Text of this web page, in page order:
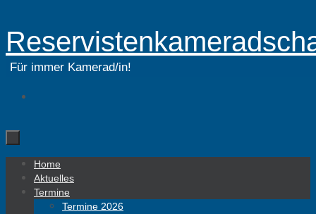
Zum
Inhalt
springen
Für immer Kamerad/in!
Zum
Inhalt
springen
Home
Aktuelles
Termine
Termine 2026